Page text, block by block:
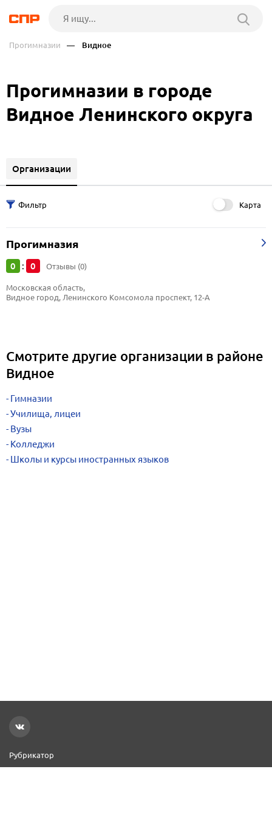
Прогимназии — Видное
Прогимназии в городе
Видное Ленинского округа
Организации
Карта
Прогимназия
0 : 0 Отзывы (0)
Московская область,
Видное город, Ленинского Комсомола проспект, 12-А
Смотрите другие организации в районе
Видное
Гимназии
Училища, лицеи
Вузы
Колледжи
Школы и курсы иностранных языков
Рубрикатор